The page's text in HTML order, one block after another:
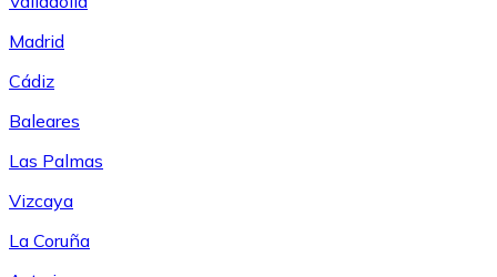
Madrid
Cádiz
Baleares
Las Palmas
Vizcaya
La Coruña